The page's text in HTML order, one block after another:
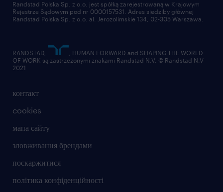
контакт
cookies
мапа сайту
зловживання брендами
поскаржитися
політика конфіденційності
Randstad Polska Sp. z o.o. jest spółką zarejestrowaną w Krajowym
Rejestrze Sądowym pod nr 0000157531. Adres siedziby głównej
Randstad Polska Sp. z o.o. al. Jerozolimskie 134, 02-305 Warszawa.
RANDSTAD,
, HUMAN FORWARD and SHAPING THE WORLD
OF WORK są zastrzeżonymi znakami Randstad N.V. © Randstad N.V
2021